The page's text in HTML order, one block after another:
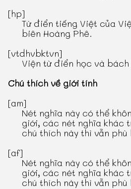
[hp]
Từ điển tiếng Việt của
biên Hoàng Phê.
[vtdhvbktvn]
Viện từ điển học và bách
Chú thích về giới tính
[am]
Nét nghĩa này có thể
giới, các nét nghĩa khác
chú thích này thì vẫn phù
[af]
Nét nghĩa này có thể
giới, các nét nghĩa khác
chú thích này thì vẫn phù